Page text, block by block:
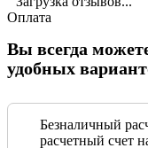
Оплата
Вы всегда
удобных
Безналичный
расчетный счет